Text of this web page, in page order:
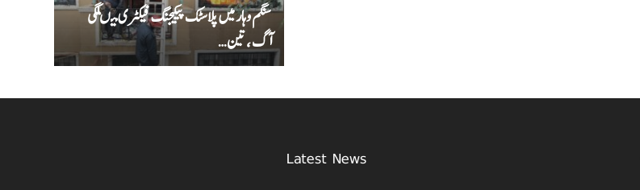
سنگم وہار میں پلاسٹک پیکیجنگ فیکٹری میںلگی
آگ ، تین…
Latest News